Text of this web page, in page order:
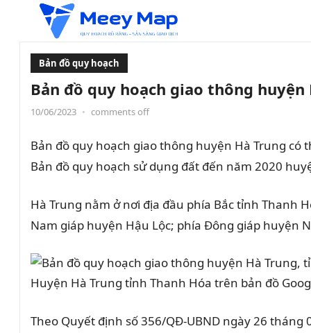
Bản đồ quy hoạch
Bản đồ quy hoạch giao thông
10/06/2023 • comments off
Bản đồ quy hoạch giao thông huyện Hà Trung
Bản đồ quy hoạch sử dụng đất đến năm 2020
Hà Trung nằm ở nơi địa đầu phía Bắc tỉnh Thanh
Nam giáp huyện Hậu Lộc; phía Đông giáp huyện
Huyện Hà Trung tỉnh Thanh Hóa trên bản đồ
Theo Quyết định số 356/QĐ-UBND ngày 26